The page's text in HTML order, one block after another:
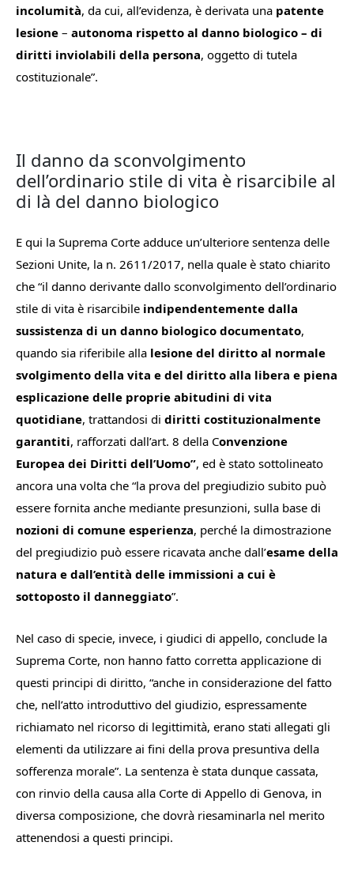
incolumità, da cui, all’evidenza, è derivata una patente
lesione – autonoma rispetto al danno biologico – di
diritti inviolabili della persona, oggetto di tutela
costituzionale”.
Il danno da sconvolgimento
dell’ordinario stile di vita è risarcibile al
di là del danno biologico
E qui la Suprema Corte adduce un’ulteriore sentenza delle
Sezioni Unite, la n. 2611/2017, nella quale è stato chiarito
che “il danno derivante dallo sconvolgimento dell’ordinario
stile di vita è risarcibile indipendentemente dalla
sussistenza di un danno biologico documentato,
quando sia riferibile alla lesione del diritto al normale
svolgimento della vita e del diritto alla libera e piena
esplicazione delle proprie abitudini di vita
quotidiane, trattandosi di diritti costituzionalmente
garantiti, rafforzati dall’art. 8 della Convenzione
Europea dei Diritti dell’Uomo”, ed è stato sottolineato
ancora una volta che “la prova del pregiudizio subito può
essere fornita anche mediante presunzioni, sulla base di
nozioni di comune esperienza, perché la dimostrazione
del pregiudizio può essere ricavata anche dall’esame della
natura e dall’entità delle immissioni a cui è
sottoposto il danneggiato”.
Nel caso di specie, invece, i giudici di appello, conclude la
Suprema Corte, non hanno fatto corretta applicazione di
questi principi di diritto, “anche in considerazione del fatto
che, nell’atto introduttivo del giudizio, espressamente
richiamato nel ricorso di legittimità, erano stati allegati gli
elementi da utilizzare ai fini della prova presuntiva della
sofferenza morale”. La sentenza è stata dunque cassata,
con rinvio della causa alla Corte di Appello di Genova, in
diversa composizione, che dovrà riesaminarla nel merito
attenendosi a questi principi.